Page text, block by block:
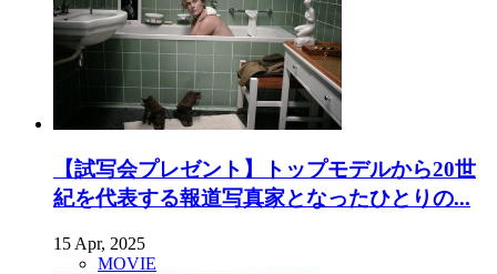
【試写会プレゼント】トップモデルから20世
紀を代表する報道写真家となったひとりの...
15 Apr, 2025
MOVIE